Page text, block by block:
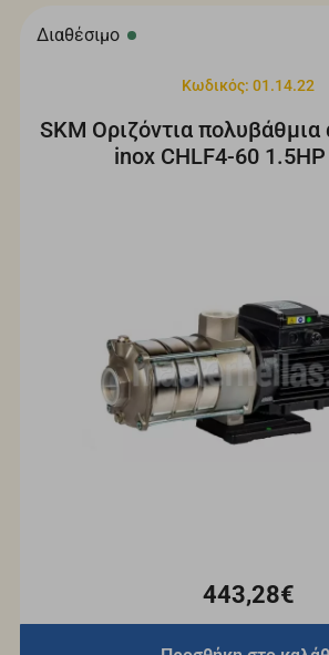
Διαθέσιμο
Κωδικός: 01.14.22
SKM Οριζόντια πολυβάθμια
inox CHLF4-60
443,28€